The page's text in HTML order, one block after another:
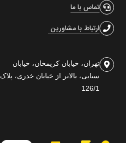
تماس با ما
ارتباط با مشاورین
تهران، خیابان کریمخان، خیابان
سنایی، بالاتر از خیابان خدری، پلاک
126/1